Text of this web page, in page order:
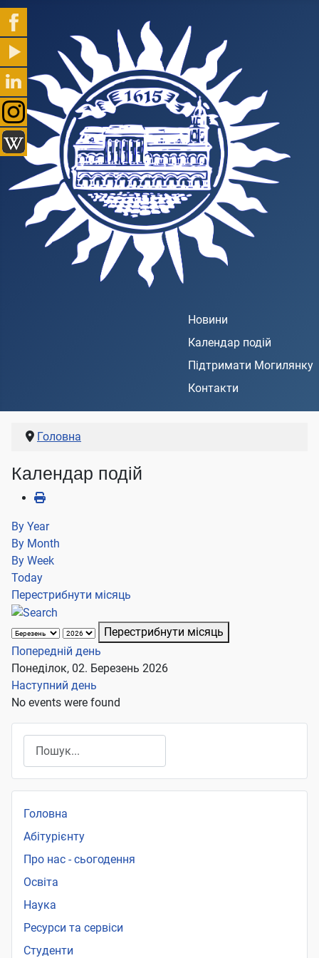
Новини
Календар подій
Підтримати Могилянку
Контакти
Головна
Календар подій
By Year
By Month
By Week
Today
Перестрибнути місяць
Перестрибнути місяць
Попередній день
Понеділок, 02. Березень 2026
Наступний день
No events were found
Головна
Абітурієнту
Про нас - сьогодення
Освіта
Наука
Ресурси та сервіси
Студенти